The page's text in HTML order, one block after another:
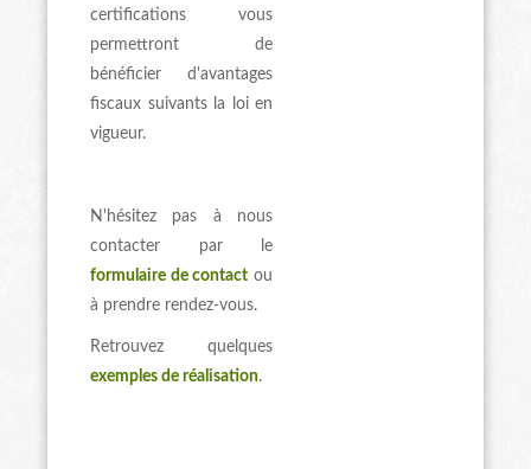
certifications vous
permettront de
bénéficier d'avantages
fiscaux suivants la loi en
vigueur.
N'hésitez pas à nous
contacter par le
formulaire de contact ou
à prendre rendez-vous.
Retrouvez quelques
exemples de réalisation.